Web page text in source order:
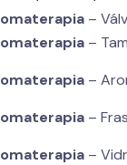
–
–
–
–
–